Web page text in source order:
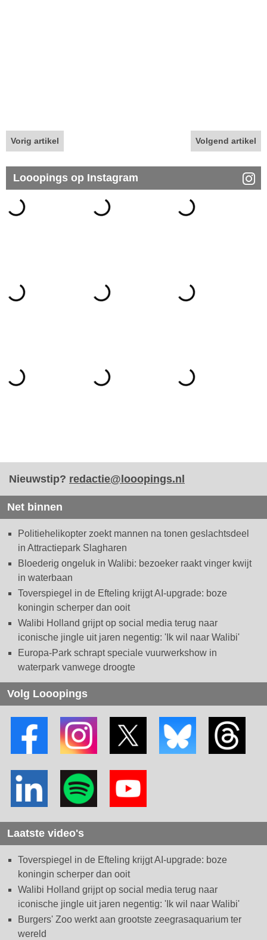
Vorig artikel Volgend artikel
Looopings op Instagram
Nieuwstip? redactie@looopings.nl
Net binnen
Politiehelikopter zoekt mannen na tonen geslachtsdeel
in Attractiepark Slagharen
Bloederig ongeluk in Walibi: bezoeker raakt vinger kwijt
in waterbaan
Toverspiegel in de Efteling krijgt AI-upgrade: boze
koningin scherper dan ooit
Walibi Holland grijpt op social media terug naar
iconische jingle uit jaren negentig: 'Ik wil naar Walibi'
Europa-Park schrapt speciale vuurwerkshow in
waterpark vanwege droogte
Volg Looopings
Laatste video's
Toverspiegel in de Efteling krijgt AI-upgrade: boze
koningin scherper dan ooit
Walibi Holland grijpt op social media terug naar
iconische jingle uit jaren negentig: 'Ik wil naar Walibi'
Burgers' Zoo werkt aan grootste zeegrasaquarium ter
wereld